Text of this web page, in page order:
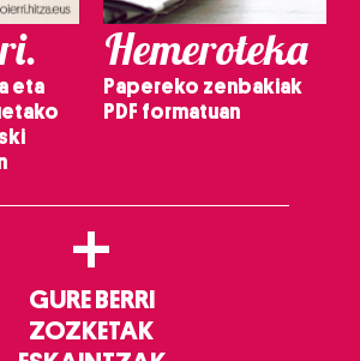
eta
Hemeroteka
Papereko zenbakiak
PDF formatuan
+
GURE BERRI
ZOZKETAK